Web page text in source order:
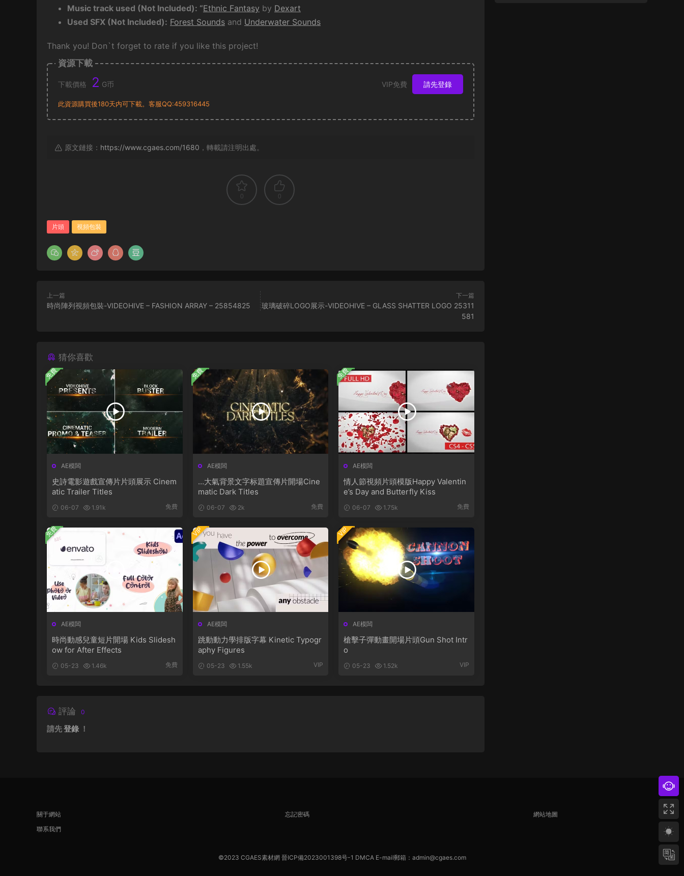
Music track used (Not Included): “Ethnic Fantasy by Dexart
Used SFX (Not Included): Forest Sounds and Underwater Sounds
Thank you! Don`t forget to rate if you like this project!
資源下載
下載價格 2 G币 VIP免費 請先登錄
此資源購買後180天内可下載。客服QQ:459316445
原文鏈接： https://www.cgaes.com/1680 ，轉載請注明出處。
0 0
片頭 視頻包裝
上一篇
時尚陣列視頻包裝-VIDEOHIVE – FASHION ARRAY – 25854825
下一篇
玻璃破碎LOGO展示-VIDEOHIVE – GLASS SHATTER LOGO 25311
581
猜你喜歡
AE模闆
史詩電影遊戲宣傳片片頭展示 Cinem
atic Trailer Titles
06-07 1.91k 免費
免費
AE模闆
…大氣背景文字标題宣傳片開場Cine
matic Dark Titles
06-07 2k 免費
免費
AE模闆
情人節視頻片頭模版Happy Valentin
e’s Day and Butterfly Kiss
06-07 1.75k 免費
免費
AE模闆
時尚動感兒童短片開場 Kids Slidesh
ow for After Effects
05-23 1.46k 免費
免費
AE模闆
跳動動力學排版字幕 Kinetic Typogr
aphy Figures
05-23 1.55k VIP
VIP
AE模闆
槍擊子彈動畫開場片頭Gun Shot Intr
o
05-23 1.52k VIP
VIP
評論 0
請先登錄 ！
關于網站
聯系我們
忘記密碼 網站地圖
©2023 CGAES素材網 晉ICP備2023001398号-1 DMCAE-mail郵箱：admin@cgaes.com